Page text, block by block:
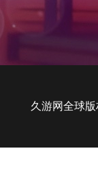
久游网全球